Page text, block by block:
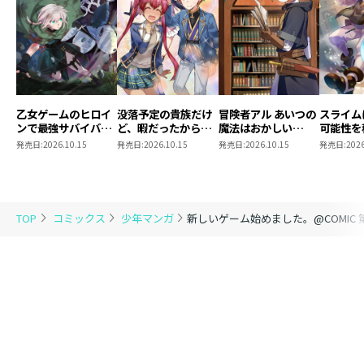
TOP コミックス 少年マンガ 新しいゲーム始めました。@COMIC
乙女ゲームのヒロイ
ンで最強サバイバル
@COMIC 第9巻
発売日:2026.10.15
没落予定の貴族だけ
ど、暇だったから魔
法を極めてみた
発売日:2026.10.15
冒険者アル あいつの
魔法はおかしい
@COMIC 第5巻
発売日:2026.10.15
スライ
可能性
～２回
発売日: